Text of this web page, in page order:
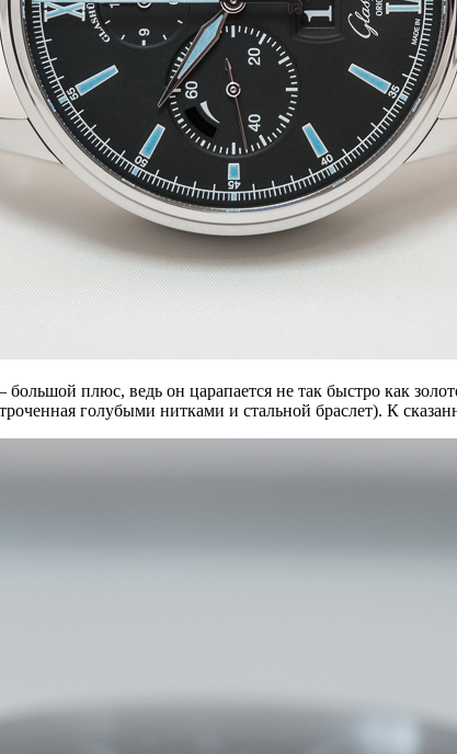
плюс, ведь он царапается не так быстро как
голубыми нитками и стальной браслет). К